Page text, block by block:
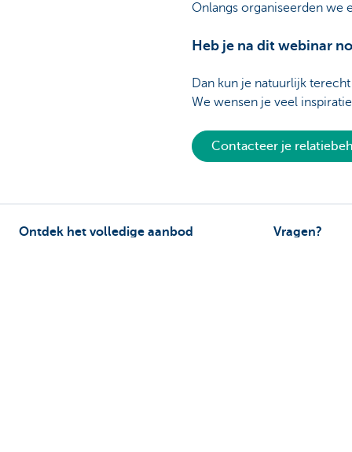
Onlangs organiseerden we
Heb je na dit webinar
Dan kun je natuurlijk
We wensen je veel
Contacteer je
Ontdek het volledige aanbod Vragen?